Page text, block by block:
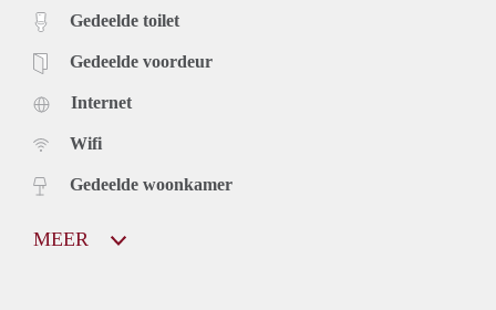
Gedeelde toilet
Gedeelde voordeur
Internet
Wifi
Gedeelde woonkamer
MEER